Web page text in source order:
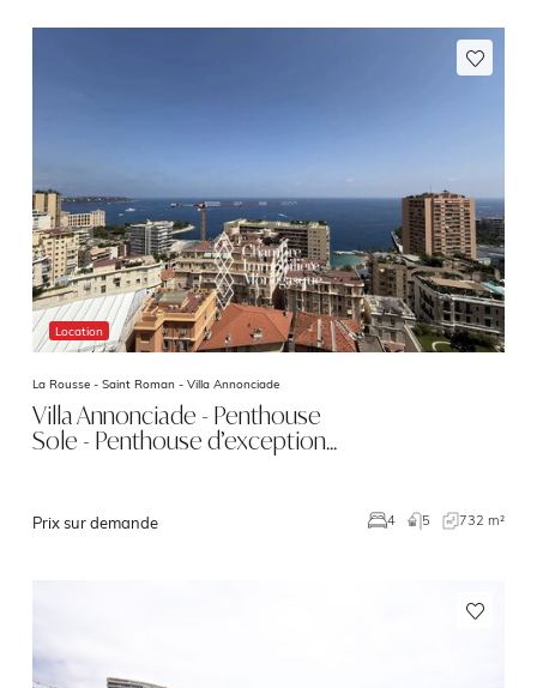
Location
La Rousse - Saint Roman - Villa Annonciade
Villa Annonciade - Penthouse
Sole - Penthouse d’exception…
Prix sur demande 4 5 732 m²